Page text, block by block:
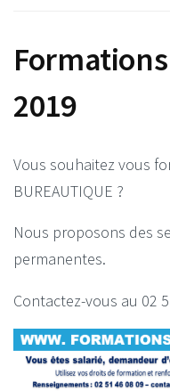
2019
Vous souhaitez vous
BUREAUTIQUE ?
Nous proposons des
permanentes.
Contactez-vous au 02